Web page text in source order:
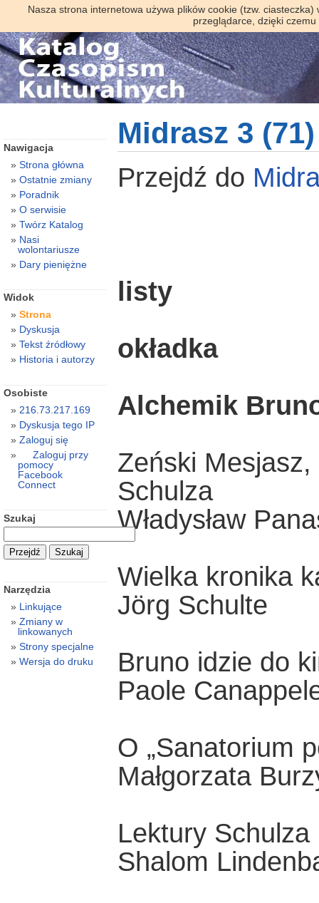
Nasza strona internetowa używa plików cookie (tzw.
przeglądarce, dzięki
Midrasz 3
Przejdź do
listy
okładka
Alchemik
Zeński
Schulza
Władysław
Wielka kronika
Jörg Schulte
Bruno idzie do
Paole
O „Sanatorium
Małgorzata
Lektury Schulza
Shalom
Nawigacja
Strona główna
Ostatnie zmiany
Poradnik
O serwisie
Twórz Katalog
Nasi
wolontariusze
Dary pieniężne
Widok
Strona
Dyskusja
Tekst źródłowy
Historia i autorzy
Osobiste
216.73.217.169
Dyskusja tego IP
Zaloguj się
Zaloguj przy
pomocy
Facebook
Connect
Szukaj
Narzędzia
Linkujące
Zmiany w
linkowanych
Strony specjalne
Wersja do druku